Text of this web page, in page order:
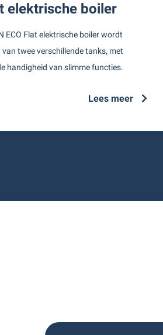
elektrische boiler
ECO Flat elektrische boiler wordt
twee verschillende tanks, met
handigheid van slimme functies.
Lees meer